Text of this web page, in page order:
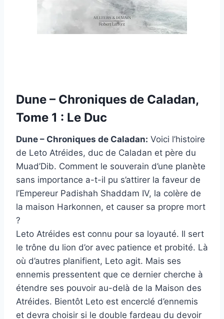
Dune – Chroniques de Caladan,
Tome 1 : Le Duc
Dune – Chroniques de Caladan: Voici l’histoire
de Leto Atréides, duc de Caladan et père du
Muad’Dib. Comment le souverain d’une planète
sans importance a-t-il pu s’attirer la faveur de
l’Empereur Padishah Shaddam IV, la colère de
la maison Harkonnen, et causer sa propre mort
?
Leto Atréides est connu pour sa loyauté. Il sert
le trône du lion d’or avec patience et probité. Là
où d’autres planifient, Leto agit. Mais ses
ennemis pressentent que ce dernier cherche à
étendre ses pouvoir au-delà de la Maison des
Atréides. Bientôt Leto est encerclé d’ennemis
et devra choisir si le double fardeau du devoir